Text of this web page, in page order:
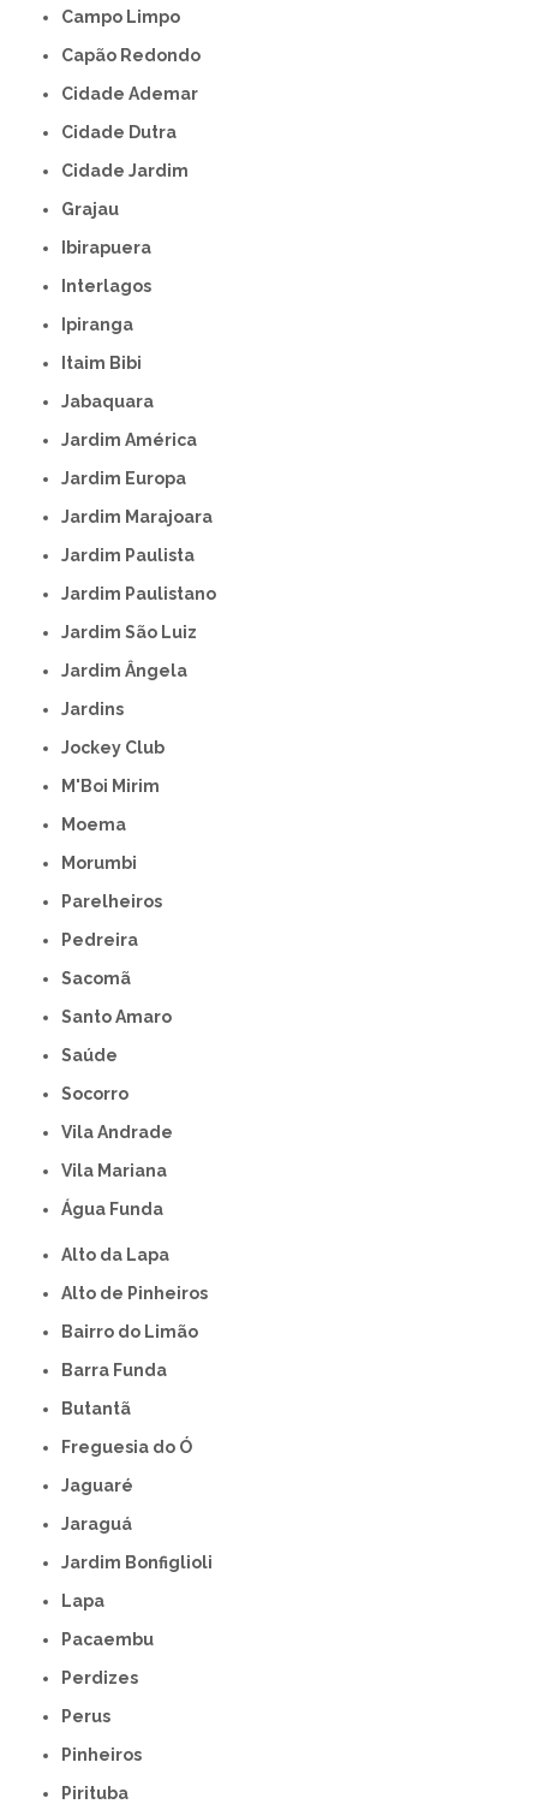
Campo Limpo
Capão Redondo
Cidade Ademar
Cidade Dutra
Cidade Jardim
Grajau
Ibirapuera
Interlagos
Ipiranga
Itaim Bibi
Jabaquara
Jardim América
Jardim Europa
Jardim Marajoara
Jardim Paulista
Jardim Paulistano
Jardim São Luiz
Jardim Ângela
Jardins
Jockey Club
M'Boi Mirim
Moema
Morumbi
Parelheiros
Pedreira
Sacomã
Santo Amaro
Saúde
Socorro
Vila Andrade
Vila Mariana
Água Funda
Alto da Lapa
Alto de Pinheiros
Bairro do Limão
Barra Funda
Butantã
Freguesia do Ó
Jaguaré
Jaraguá
Jardim Bonfiglioli
Lapa
Pacaembu
Perdizes
Perus
Pinheiros
Pirituba